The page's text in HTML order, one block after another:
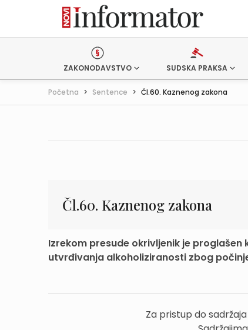
ZAKONODAVSTVO SUDSKA PRAKSA
Početna > Sentence > Čl.60. Kaznenog zakona
Čl.60. Kaznenog zakona
Izrekom presude okrivljenik je
utvrđivanja alkoholiziranosti zbog
Za pristup do